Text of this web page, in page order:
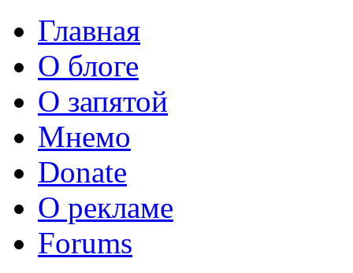
Главная
О блоге
О запятой
Мнемо
Donate
О рекламе
Forums